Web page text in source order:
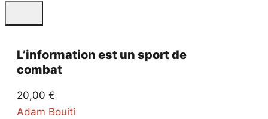
L’information est un sport de
combat
20,00 €
Adam Bouiti